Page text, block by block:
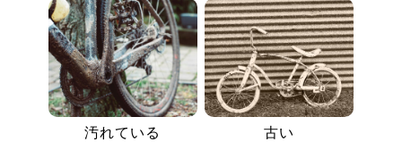
汚れている 古い